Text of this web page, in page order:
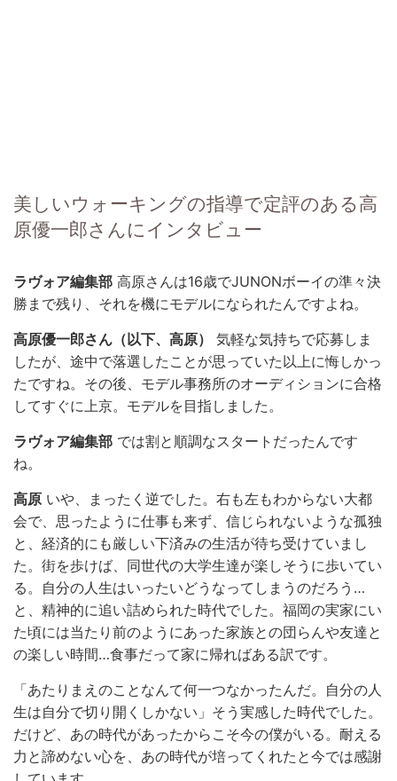
美しいウォーキングの指導で定評のある高
原優一郎さんにインタビュー
ラヴォア編集部 高原さんは16歳でJUNONボーイの準々決
勝まで残り、それを機にモデルになられたんですよね。
高原優一郎さん（以下、高原）
気軽な気持ちで応募しま
したが、途中で落選したことが思っていた以上に悔しかっ
たですね。その後、モデル事務所のオーディションに合格
してすぐに上京。モデルを目指しました。
ラヴォア編集部 では割と順調なスタートだったんです
ね。
高原 いや、まったく逆でした。右も左もわからない大都
会で、思ったように仕事も来ず、信じられないような孤独
と、経済的にも厳しい下済みの生活が待ち受けていまし
た。街を歩けば、同世代の大学生達が楽しそうに歩いてい
る。自分の人生はいったいどうなってしまうのだろう…
と、精神的に追い詰められた時代でした。福岡の実家にい
た頃には当たり前のようにあった家族との団らんや友達と
の楽しい時間…食事だって家に帰ればある訳です。
「あたりまえのことなんて何一つなかったんだ。自分の人
生は自分で切り開くしかない」そう実感した時代でした。
だけど、あの時代があったからこそ今の僕がいる。耐える
力と諦めない心を、あの時代が培ってくれたと今では感謝